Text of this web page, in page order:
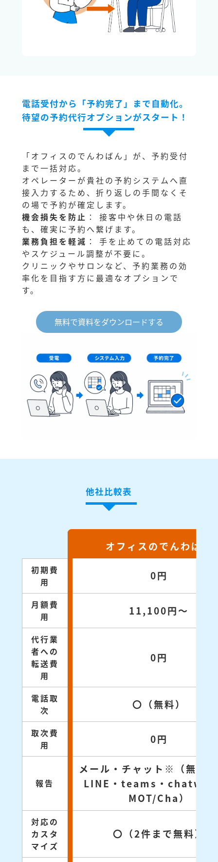
電話受付から「予約完了」まで自動化。
待望の予約代行オプションがスタート！
「オフィスのでんわばん」が、予約受付
まで一括対応。
オペレーターが貴社の予約システムへ直
接入力するため、折り返しの手間なくそ
の場で予約が確定します。
機会損失を防止 ： 接客中や休日の電話
も、確実に予約へ繋げます。
業務負担を軽減 ： 手を止めての電話対応
やスケジュール調整が不要に。
クリニックやサロンなど、予約業務の効
率化を目指す方に最適なオプションで
す。
無料で資料をダウンロードする
他社比較表
オフィスのでんわばん
初期費
用
0円
月額費
用
11,100円～
代行業
者への
転送費
用
0円
電話取
次
〇（無料）
取次費
用
0円
報告
メール・チャット※（無料
LINE・teams・
MOT/Cha）
対応の
カスタ
マイズ
〇（2件まで無料）